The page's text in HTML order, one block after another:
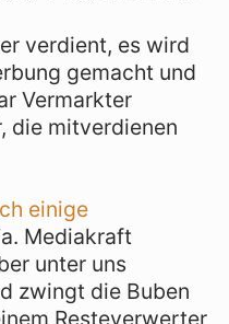
verdient, es wird
gemacht und
Vermarkter
die mitverdienen
einige
Mediakraft
unter uns
zwingt die Buben
Resteverwerter